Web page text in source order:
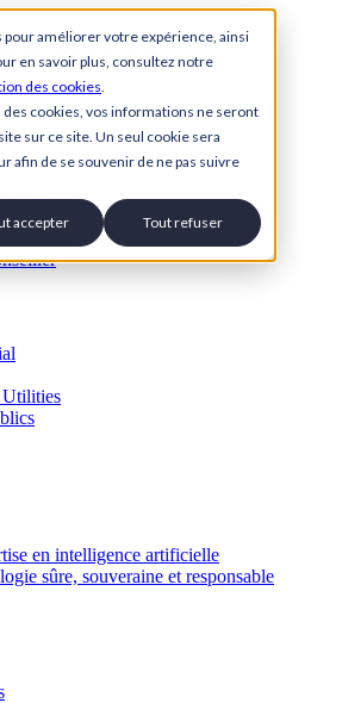
améliorer votre expérience, ainsi
en savoir plus, consultez notre
des cookies.
cookies, vos informations ne seront
sur ce site. Un seul cookie sera
afin de se souvenir de ne pas suivre
accepter Tout refuser
Client IA
IA
en intelligence artificielle
sûre, souveraine et responsable